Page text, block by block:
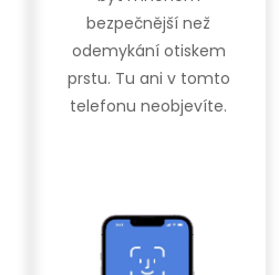
bezpečnější než
odemykání otiskem
prstu. Tu ani v tomto
telefonu neobjevíte.